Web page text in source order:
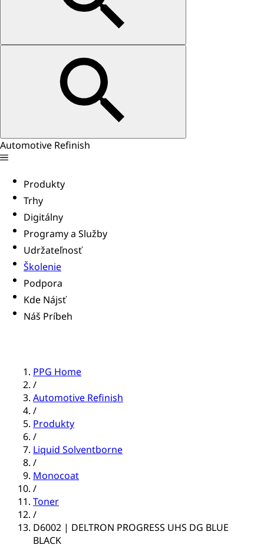
Automotive Refinish
Produkty
Trhy
Digitálny
Programy a Služby
Udržateľnosť
Školenie
Podpora
Kde Nájsť
Náš Príbeh
PPG Home
/
Automotive Refinish
/
Produkty
/
Liquid Solventborne
/
Monocoat
/
Toner
/
D6002 | DELTRON PROGRESS UHS DG BLUE
BLACK